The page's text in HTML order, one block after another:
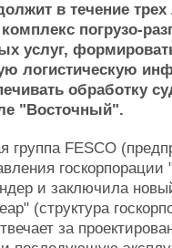
Оборудование
Изделия
Материалы
Услуги
Флот
Форум
в течение трех
погрузо-
услуг,
логистическую
обработку
"Восточный".
группа FESCO
госкорпорации
и заключила
(структура
за